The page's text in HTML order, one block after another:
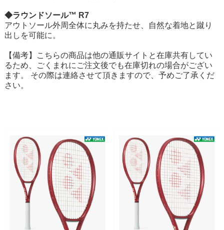
◆ラウンドソール™ R7
アウトソール外周全体に丸みを持たせ、自然な着地と蹴り
出しを可能に。
【備考】こちらの商品は他の通販サイトと在庫共有してい
るため、ごくまれにご注文後でも在庫切れの場合がござい
ます。 その際は連絡させて頂きますので、予めご了承くだ
さい。